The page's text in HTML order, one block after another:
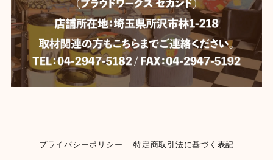
プライバシーポリシー 特定商取引法に基づく表記